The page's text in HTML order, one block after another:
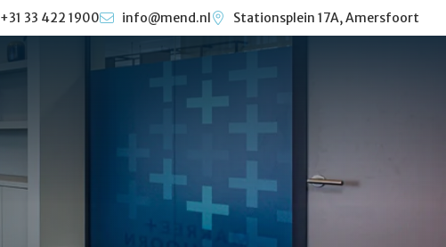
+31 33 422 1900 info@mend.nl Stationsplein 17A, Amersfoort